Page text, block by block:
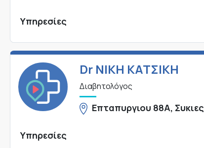
Υπηρεσίες
Dr ΝΙΚΗ ΚΑΤΣΙΚΗ
Διαβητολόγος
Επταπυργιου 88Α, Συκιες
Υπηρεσίες